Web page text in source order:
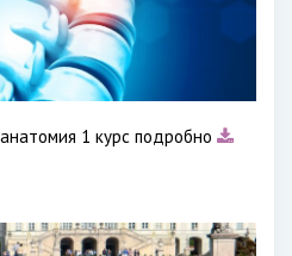
1 курс подробно